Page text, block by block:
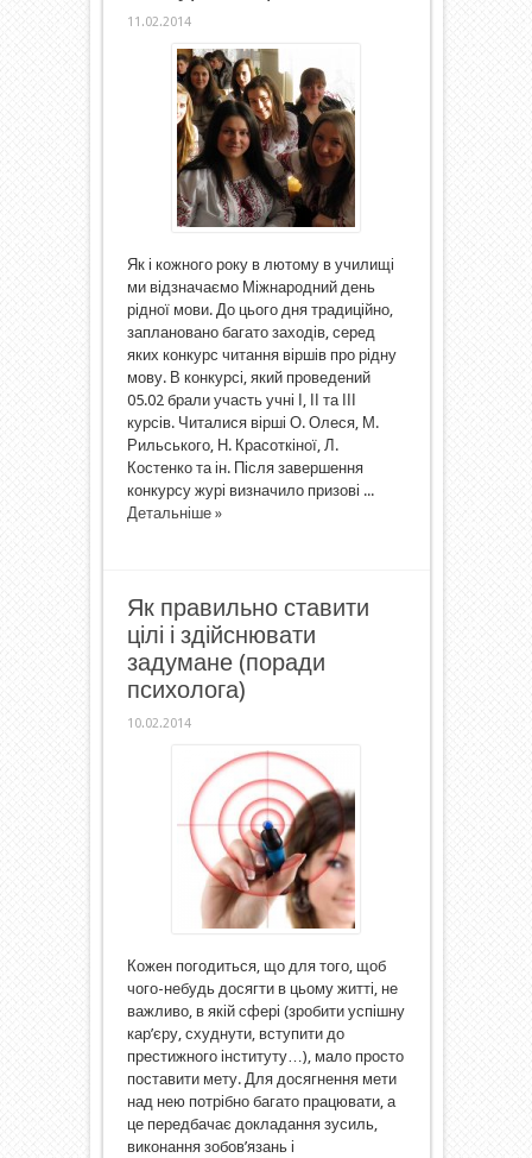
11.02.2014
Як і кожного року в лютому в училищі
ми відзначаємо Міжнародний день
рідної мови. До цього дня традиційно,
заплановано багато заходів, серед
яких конкурс читання віршів про рідну
мову. В конкурсі, який проведений
05.02 брали участь учні І, ІІ та ІІІ
курсів. Читалися вірші О. Олеся, М.
Рильського, Н. Красоткіної, Л.
Костенко та ін. Після завершення
конкурсу журі визначило призові ...
Детальніше »
Як правильно ставити
цілі і здійснювати
задумане (поради
психолога)
10.02.2014
Кожен погодиться, що для того, щоб
чого-небудь досягти в цьому житті, не
важливо, в якій сфері (зробити успішну
кар’єру, схуднути, вступити до
престижного інституту…), мало просто
поставити мету. Для досягнення мети
над нею потрібно багато працювати, а
це передбачає докладання зусиль,
виконання зобов’язань і